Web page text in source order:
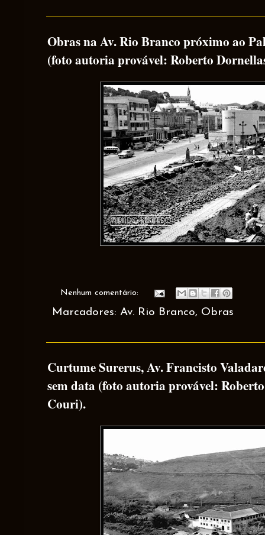
Obras na Av. Rio Branco próximo ao
(foto autoria provável: Roberto
Nenhum comentário:
Marcadores: Av. Rio Branco, Obras
Curtume Surerus, Av. Francisto
sem data (foto autoria provável:
Couri).